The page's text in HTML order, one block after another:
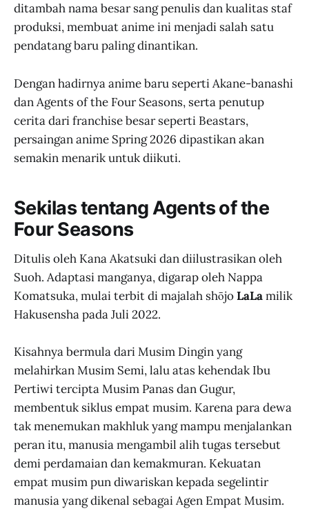
ditambah nama besar sang penulis dan kualitas staf
produksi, membuat anime ini menjadi salah satu
pendatang baru paling dinantikan.
Dengan hadirnya anime baru seperti Akane-banashi
dan Agents of the Four Seasons, serta penutup
cerita dari franchise besar seperti Beastars,
persaingan anime Spring 2026 dipastikan akan
semakin menarik untuk diikuti.
Sekilas tentang Agents of the
Four Seasons
Ditulis oleh Kana Akatsuki dan diilustrasikan oleh
Suoh. Adaptasi manganya, digarap oleh Nappa
Komatsuka, mulai terbit di majalah shōjoLaLamilik
Hakusensha pada Juli 2022.
Kisahnya bermula dari Musim Dingin yang
melahirkan Musim Semi, lalu atas kehendak Ibu
Pertiwi tercipta Musim Panas dan Gugur,
membentuk siklus empat musim. Karena para dewa
tak menemukan makhluk yang mampu menjalankan
peran itu, manusia mengambil alih tugas tersebut
demi perdamaian dan kemakmuran. Kekuatan
empat musim pun diwariskan kepada segelintir
manusia yang dikenal sebagai Agen Empat Musim.